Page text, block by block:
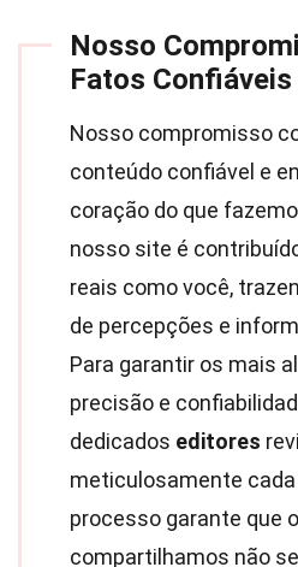
Nosso
Fatos Confiáveis
Nosso compromisso
conteúdo confiável e
coração do que
nosso site é
reais como você,
de percepções e
Para garantir os mais
precisão e
dedicados editores
meticulosamente
processo garante que
compartilhamos não